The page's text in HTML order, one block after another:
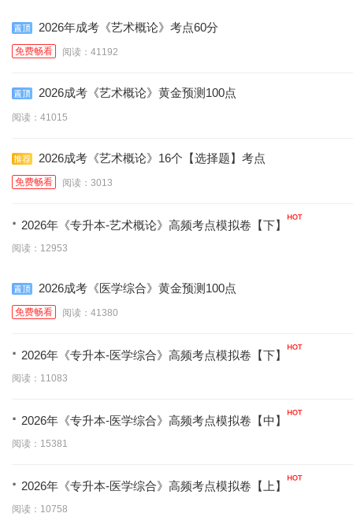
2026年成考《艺术概论》考点60分
免费畅看 阅读：41192
2026成考《艺术概论》黄金预测100点
阅读：41015
2026成考《艺术概论》16个【选择题】考点
免费畅看 阅读：3013
· 2026年《专升本-艺术概论》高频考点模拟卷【下】
阅读：12953
2026成考《医学综合》黄金预测100点
免费畅看 阅读：41380
· 2026年《专升本-医学综合》高频考点模拟卷【下】
阅读：11083
· 2026年《专升本-医学综合》高频考点模拟卷【中】
阅读：15381
· 2026年《专升本-医学综合》高频考点模拟卷【上】
阅读：10758